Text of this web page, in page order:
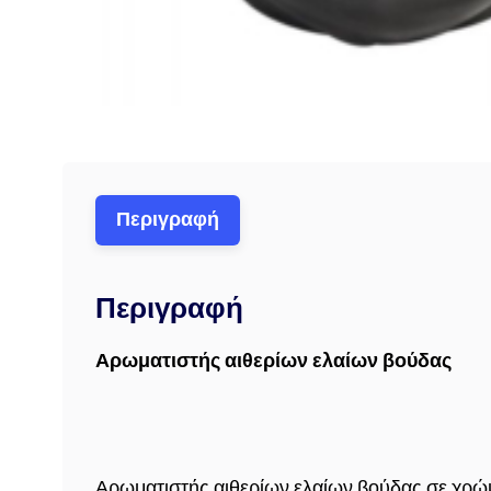
Περιγραφή
Περιγραφή
Αρωματιστής αιθερίων ελαίων βούδας